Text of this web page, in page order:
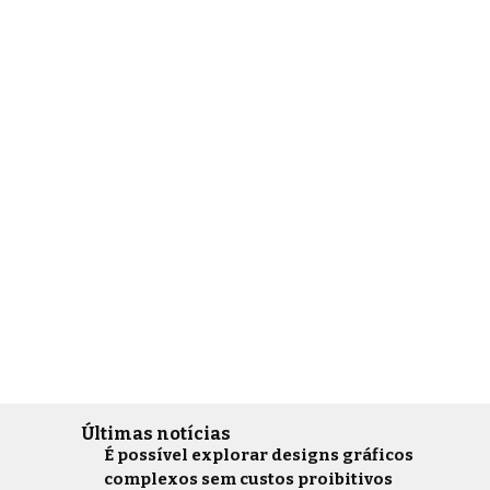
Últimas notícias
É possível explorar designs gráficos
complexos sem custos proibitivos